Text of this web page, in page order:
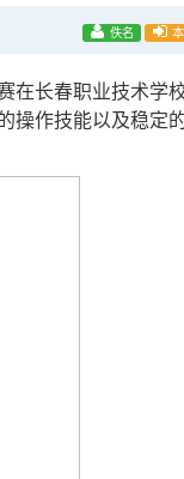
佚名
在长春职业技术学
操作技能以及稳定